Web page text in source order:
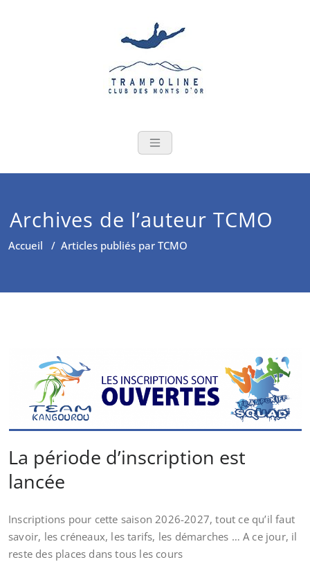
Archives de l’auteurTCMO
Accueil / Articles publiés par TCMO
La période d’inscription est
lancée
Inscriptions pour cette saison 2026-2027, tout ce qu’il faut
savoir, les créneaux, les tarifs, les démarches … A ce jour, il
reste des places dans tous les cours